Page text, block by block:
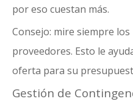
por eso cuestan más.
Consejo: mire siempre
proveedores. Esto le
oferta para su
Gestión de